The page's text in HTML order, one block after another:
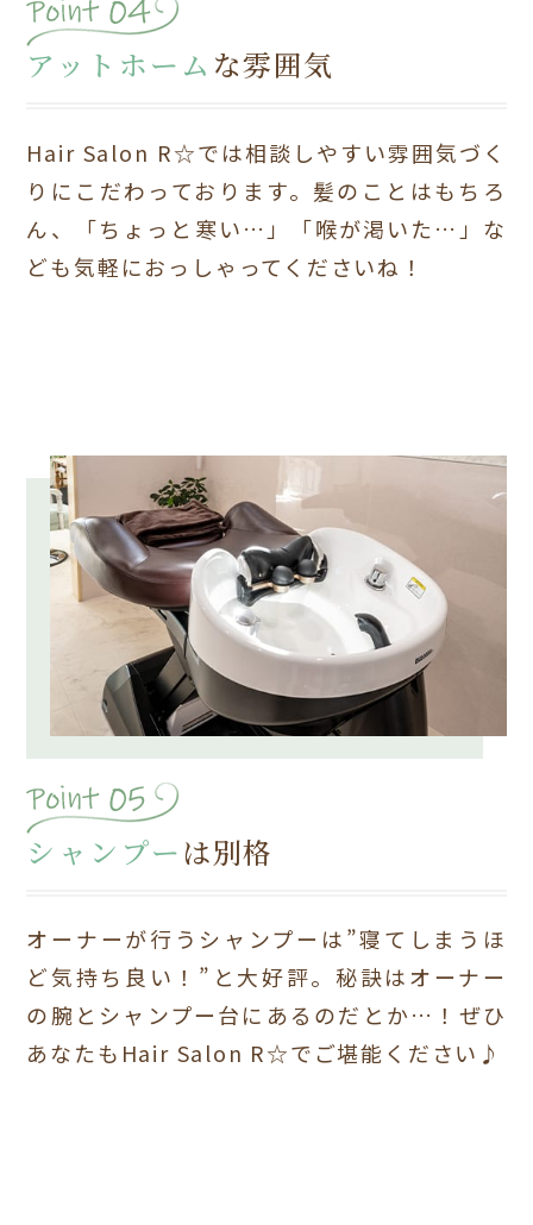
アットホーム な雰囲気
Hair Salon R☆では相談しやすい雰囲気づく
りにこだわっております。 髪のことはもちろ
ん、「ちょっと寒い…」「喉が渇いた…」な
ども気軽におっしゃってくださいね！
シャンプー は別格
オーナーが行うシャンプーは”寝てしまうほ
ど気持ち良い！”と大好評。 秘訣はオーナー
の腕とシャンプー台にあるのだとか…！ ぜひ
あなたもHair Salon R☆でご堪能ください♪